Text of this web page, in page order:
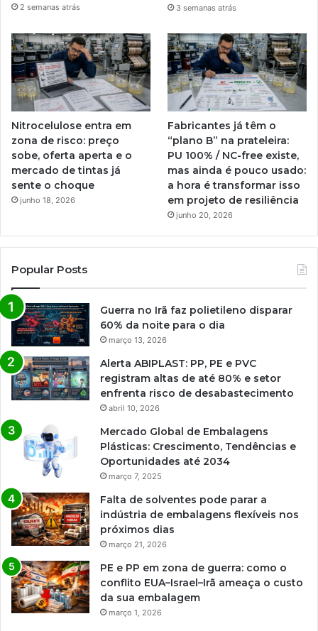
2 semanas atrás 3 semanas atrás
Nitrocelulose entra em
zona de risco: preço
sobe, oferta aperta e o
mercado de tintas já
sente o choque
junho 18, 2026
Fabricantes já têm o
“plano B” na prateleira:
PU 100% / NC-free existe,
mas ainda é pouco usado:
a hora é transformar isso
em projeto de resiliência
junho 20, 2026
Popular Posts
Guerra no Irã faz polietileno disparar
60% da noite para o dia
março 13, 2026
Alerta ABIPLAST: PP, PE e PVC
registram altas de até 80% e setor
enfrenta risco de desabastecimento
abril 10, 2026
Mercado Global de Embalagens
Plásticas: Crescimento, Tendências e
Oportunidades até 2034
março 7, 2025
Falta de solventes pode parar a
indústria de embalagens flexíveis nos
próximos dias
março 21, 2026
PE e PP em zona de guerra: como o
conflito EUA–Israel–Irã ameaça o custo
da sua embalagem
março 1, 2026